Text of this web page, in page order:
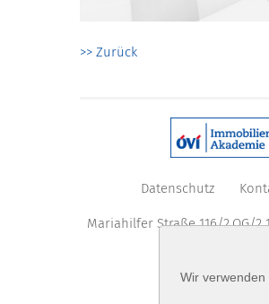
>> Zurück
Datenschutz
Mariahilfer Straße 116/2.OG/2
Wir